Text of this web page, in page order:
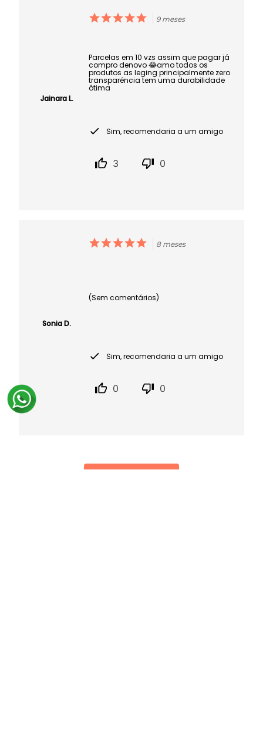
Jainara L.
9 meses
Parcelas em 10 vzs assim que pagar já
compro denovo 😂amo todos os
produtos as leging principalmente zero
transparência tem uma durabilidade
ótima
Sim, recomendaria a um amigo
3 0
Sonia D.
8 meses
(Sem comentários)
Sim, recomendaria a um amigo
0 0